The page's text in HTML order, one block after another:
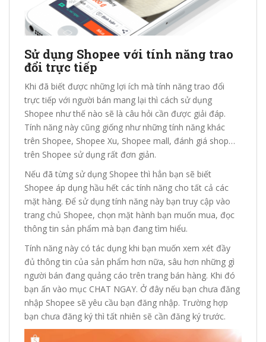
Sử dụng Shopee với tính năng trao
đổi trực tiếp
Khi đã biết được những lợi ích mà tính năng trao đổi
trực tiếp với người bán mang lại thì cách sử dụng
Shopee như thế nào sẽ là câu hỏi cần được giải đáp.
Tính năng này cũng giống như những tính năng khác
trên Shopee, Shopee Xu, Shopee mall, đánh giá shop…
trên Shopee sử dụng rất đơn giản.
Nếu đã từng sử dụng Shopee thì hẳn bạn sẽ biết
Shopee áp dụng hầu hết các tính năng cho tất cả các
mặt hàng. Để sử dụng tính năng này bạn truy cập vào
trang chủ Shopee, chọn mặt hành bạn muốn mua, đọc
thông tin sản phẩm mà bạn đang tìm hiểu.
Tính năng này có tác dụng khi bạn muốn xem xét đầy
đủ thông tin của sản phẩm hơn nữa, sâu hơn những gì
người bán đang quảng cáo trên trang bán hàng. Khi đó
bạn ấn vào mục CHAT NGAY. Ở đây nếu bạn chưa đăng
nhập Shopee sẽ yêu cầu bạn đăng nhập. Trường hợp
bạn chưa đăng ký thì tất nhiên sẽ cần đăng ký trước.